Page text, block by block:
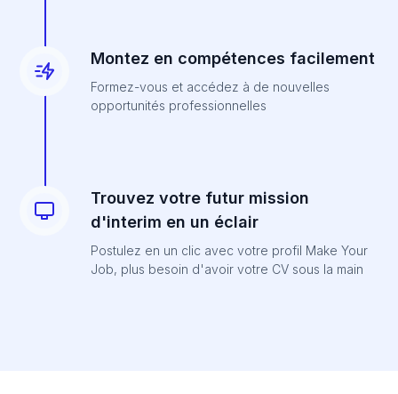
Montez en compétences facilement
Formez-vous et accédez à de nouvelles
opportunités professionnelles
Trouvez votre futur mission
d'interim en un éclair
Postulez en un clic avec votre profil Make Your
Job, plus besoin d'avoir votre CV sous la main